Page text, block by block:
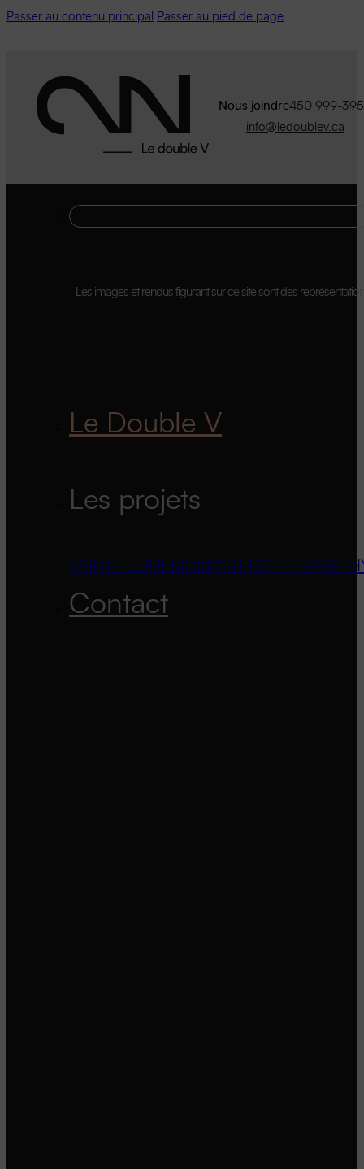
Passer au contenu principal Passer au pied de page
Nous joindre450 999-
info@ledoublev.ca
Les images et rendus figurant sur ce site sont des
Le Double V
Les projets
SAINTE-JULIE MCMASTERVILLESAINT-
Contact